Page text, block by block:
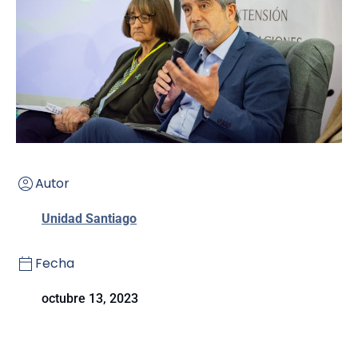
Autor
Unidad Santiago
Fecha
octubre 13, 2023